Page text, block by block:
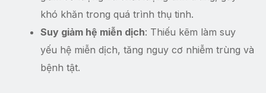
khó khăn trong quá trình thụ tinh.
Suy giảm hệ miễn dịch: Thiếu kẽm làm suy
yếu hệ miễn dịch, tăng nguy cơ nhiễm trùng và
bệnh tật.